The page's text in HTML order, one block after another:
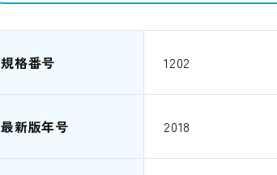
規格番号 1202
最新版年号 2018